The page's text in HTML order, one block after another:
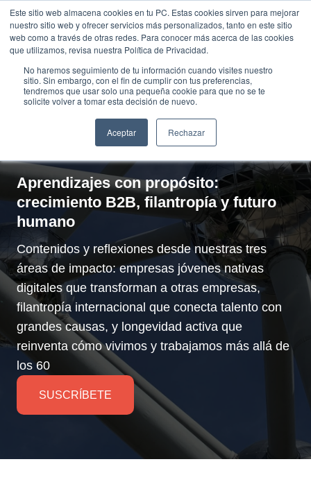
Este sitio web almacena cookies en tu PC. Estas cookies sirven para mejorar
nuestro sitio web y ofrecer servicios más personalizados, tanto en este sitio
web como a través de otras redes. Para conocer más acerca de las cookies
que utilizamos, revisa nuestra Política de Privacidad.
No haremos seguimiento de tu información cuando visites nuestro
sitio. Sin embargo, con el fin de cumplir con tus preferencias,
tendremos que usar solo una pequeña cookie para que no se te
solicite volver a tomar esta decisión de nuevo.
Aceptar Rechazar
Saltar
contenido
El Blog deEmpresa y
Sociedad
Aprendizajes con propósito:
crecimiento B2B, filantropía y futuro
humano
Contenidos y reflexiones desde nuestras tres
áreas de impacto: empresas jóvenes nativas
digitales que transforman a otras empresas,
filantropía internacional que conecta talento con
grandes causas, y longevidad activa que
reinventa cómo vivimos y trabajamos más allá de
los 60
SUSCRÍBETE
Traducir »